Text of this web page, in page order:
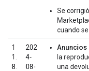
Se
cuando
1
1.
8.
202
4-
08-
Anuncios
la
una